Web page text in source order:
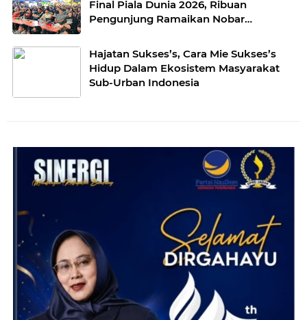
Final Piala Dunia 2026, Ribuan
Pengunjung Ramaikan Nobar
Hajatan Sukses’s, Cara Mie Sukses’s
Hidup Dalam Ekosistem Masyarakat
Sub-Urban Indonesia